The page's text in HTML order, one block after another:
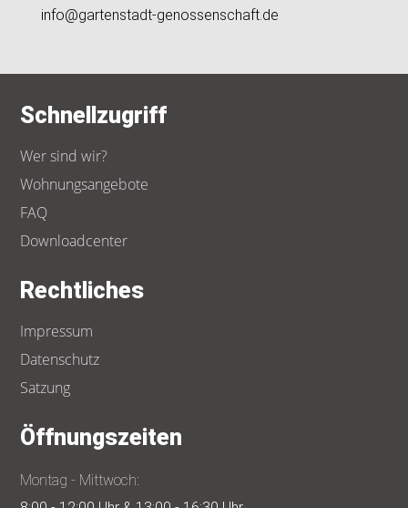
info@gartenstadt-genossenschaft.de
Schnellzugriff
Wer sind wir?
Wohnungsangebote
FAQ
Downloadcenter
Rechtliches
Impressum
Datenschutz
Satzung
Öffnungszeiten
Montag - Mittwoch: